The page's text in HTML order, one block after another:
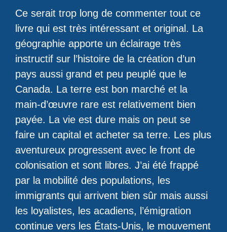
Ce serait trop long de commenter tout ce
livre qui est très intéressant et original. La
géographie apporte un éclairage très
instructif sur l’histoire de la création d’un
pays aussi grand et peu peuplé que le
Canada. La terre est bon marché et la
main-d’œuvre rare est relativement bien
payée. La vie est dure mais on peut se
faire un capital et acheter sa terre. Les plus
aventureux progressent avec le front de
colonisation et sont libres. J’ai été frappé
par la mobilité des populations, les
immigrants qui arrivent bien sûr mais aussi
les loyalistes, les acadiens, l’émigration
continue vers les États-Unis, le mouvement